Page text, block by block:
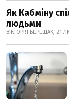
Як Кабміну
людьми
ВІКТОРІЯ БЕРЕЩАК, 21